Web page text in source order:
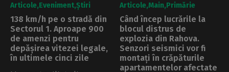
Articole Eveniment Știri
138 km/h pe o stradă din
Sectorul 1. Aproape 900
de amenzi pentru
depășirea vitezei legale,
în ultimele cinci zile
Articole Main Primărie
Când încep lucrările la
blocul distrus de
explozia din Rahova.
Senzori seismici vor fi
montați în crăpăturile
apartamentelor afectate